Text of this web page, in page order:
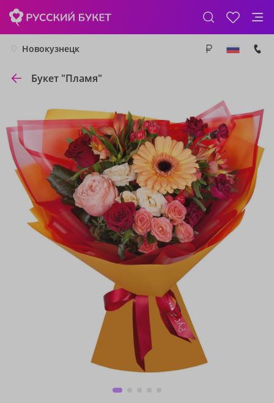
Новокузнецк
Букет "Пламя"